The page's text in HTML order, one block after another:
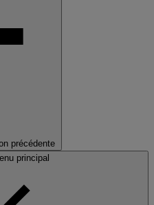
précédente
principal